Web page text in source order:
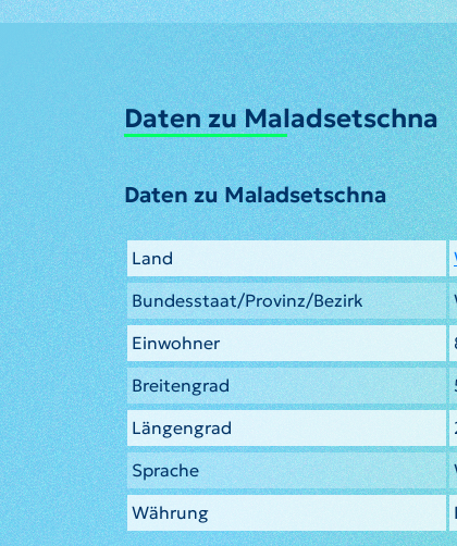
Daten zu Maladsetschna
Daten zu Maladsetschna
Land
Bundesstaat/Provinz/Bezirk
Einwohner
Breitengrad
Längengrad
Sprache
Währung